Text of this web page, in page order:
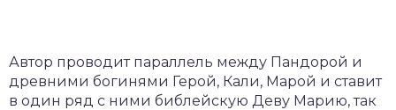
Автор проводит параллель между Пандорой и
древними богинями Герой, Кали, Марой и ставит
в один ряд с ними библейскую Деву Марию, так